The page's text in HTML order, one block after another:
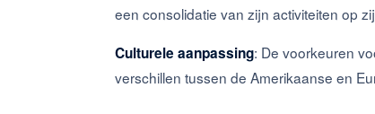
een consolidatie van zijn activiteiten op
Culturele aanpassing: De voorkeuren
verschillen tussen de Amerikaanse en